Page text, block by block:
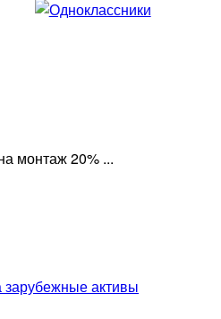
монтаж 20% ...
зарубежные активы